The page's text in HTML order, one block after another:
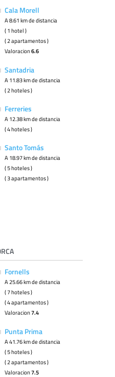
Cala Morell
A 8.61 km de distancia
( 1 hotel )
( 2 apartamentos )
Valoracion6.6
Santadria
A 11.83 km de distancia
( 2 hoteles )
Ferreries
A 12.38 km de distancia
( 4 hoteles )
Santo Tomás
A 18.97 km de distancia
( 5 hoteles )
( 3 apartamentos )
Fornells
A 25.66 km de distancia
( 7 hoteles )
( 4 apartamentos )
Valoracion7.4
Punta Prima
A 41.76 km de distancia
( 5 hoteles )
( 2 apartamentos )
Valoracion7.5